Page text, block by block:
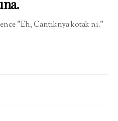
"Eh, Cantiknya kotak ni."